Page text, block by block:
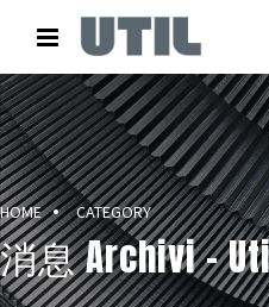
HOME CATEGORY
消息 Archivi –